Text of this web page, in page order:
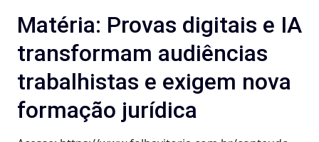
Matéria: Provas digitais e IA
transformam audiências
trabalhistas e exigem nova
formação jurídica